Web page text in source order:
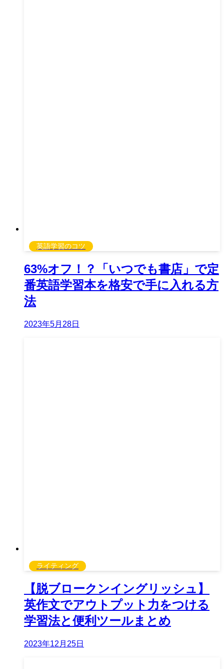
英語学習のコツ
63%オフ！？「いつでも書店」で定
番英語学習本を格安で手に入れる方
法
2023年5月28日
ライティング
【脱ブロークンイングリッシュ】
英作文でアウトプット力をつける
学習法と便利ツールまとめ
2023年12月25日